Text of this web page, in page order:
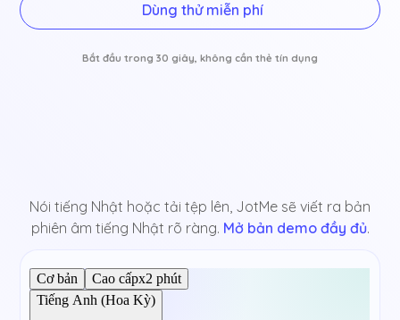
Dùng thử miễn phí
Bắt đầu trong 30 giây, không cần thẻ tín dụng
Nói tiếng Nhật hoặc tải tệp lên, JotMe sẽ viết ra bản
phiên âm tiếng Nhật rõ ràng. Mở bản demo đầy đủ.